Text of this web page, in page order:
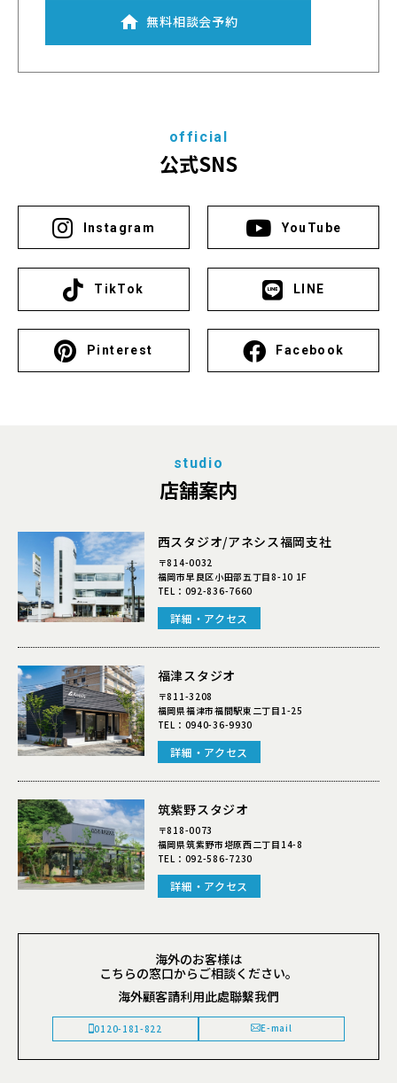
無料相談会予約
official
公式SNS
Instagram YouTube
TikTok LINE
Pinterest Facebook
studio
店舗案内
西スタジオ/アネシス福岡支社
〒814-0032
福岡市早良区小田部五丁目8-10 1F
TEL： 092-836-7660
詳細・アクセス
福津スタジオ
〒811-3208
福岡県福津市福間駅東二丁目1-25
TEL： 0940-36-9930
詳細・アクセス
筑紫野スタジオ
〒818-0073
福岡県筑紫野市塔原西二丁目14-8
TEL： 092-586-7230
詳細・アクセス
海外のお客様は
こちらの窓口からご相談ください。
海外顧客請利用此處聯繫我們
0120-181-822 E-mail